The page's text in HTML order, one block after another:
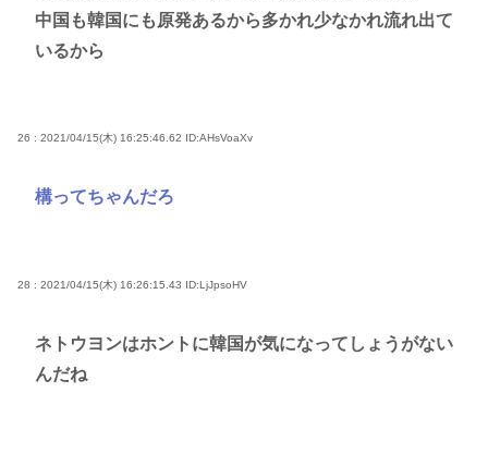
中国も韓国にも原発あるから多かれ少なかれ流れ出て
いるから
26 : 2021/04/15(木) 16:25:46.62 ID:AHsVoaXv
構ってちゃんだろ
28 : 2021/04/15(木) 16:26:15.43 ID:LjJpsoHV
ネトウヨンはホントに韓国が気になってしょうがない
んだね